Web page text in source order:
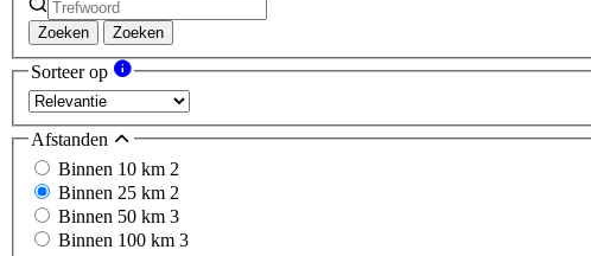
Zoeken Zoeken
Sorteer op
Afstanden
Binnen 10 km 2
Binnen 25 km 2
Binnen 50 km 3
Binnen 100 km 3